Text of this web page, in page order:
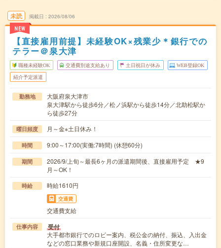
未読
NEW
掲載日 2026/08/06
【直接雇用前提】未経験OK×残業少＊銀行での
テラー＠泉大津
職種未経験OK 交通費別途支給あり 土日祝日が休み WEB登録OK
紹介予定派遣
勤務地
大阪府泉大津市
泉大津駅から徒歩6分／松ノ浜駅から徒歩14分／北助松駅か
ら徒歩27分
曜日頻度 月～金※土日休み！
時間 9:00～17:00(実働:7時間) (休憩60分)
期間
2026/9/上旬～最長6ヶ月の派遣期間後、直接雇用予定 ★9
月～OK！
時給 時給1610円
交通費
交通費支給
仕事内容 受付
大手都市銀行でのロビー案内、税公金の納付、振込、入出金
などの窓口業務や新規口座開設、名義・住所変更な…